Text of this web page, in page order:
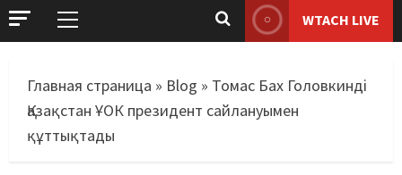
WTACH LIVE
Главная страница » Blog » Томас Бах Головкинді
Қазақстан ҰОК президент сайлануымен
құттықтады